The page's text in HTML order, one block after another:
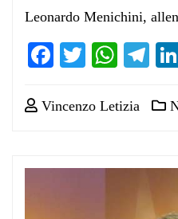
Leonardo Menichini,
Facebook
Twitter
Vincenzo Letizia